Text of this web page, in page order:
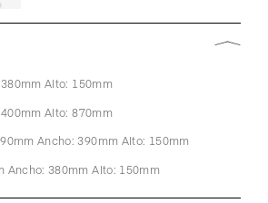
Alto: 150mm
Alto: 870mm
Ancho: 390mm Alto: 150mm
Ancho: 380mm Alto: 150mm